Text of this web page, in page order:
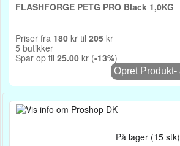
FLASHFORGE PETG PRO Black 1,0KG
Priser fra 180 kr til 205 kr
5 butikker
Spar op til 25.00 kr (-13%)
Opret
På lager (15